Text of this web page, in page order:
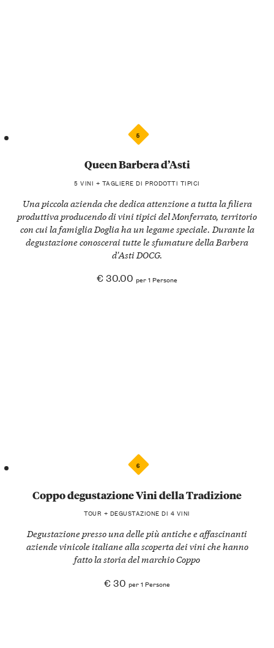
5
Queen Barbera d’Asti
5 VINI + TAGLIERE DI PRODOTTI TIPICI
Una piccola azienda che dedica attenzione a tutta la filiera
produttiva producendo di vini tipici del Monferrato, territorio
con cui la famiglia Doglia ha un legame speciale. Durante la
degustazione conoscerai tutte le sfumature della Barbera
d'Asti DOCG.
€ 30.00 per 1 Persone
6
Coppo degustazione Vini della Tradizione
TOUR + DEGUSTAZIONE DI 4 VINI
Degustazione presso una delle più antiche e affascinanti
aziende vinicole italiane alla scoperta dei vini che hanno
fatto la storia del marchio Coppo
€ 30 per 1 Persone